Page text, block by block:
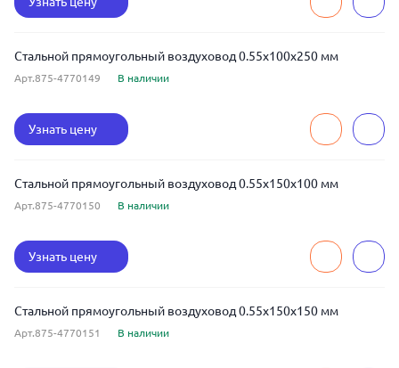
Стальной прямоугольный воздуховод 0.55x100x250 мм
Арт.875-4770149 В наличии
Узнать цену
Стальной прямоугольный воздуховод 0.55x150x100 мм
Арт.875-4770150 В наличии
Узнать цену
Стальной прямоугольный воздуховод 0.55x150x150 мм
Арт.875-4770151 В наличии